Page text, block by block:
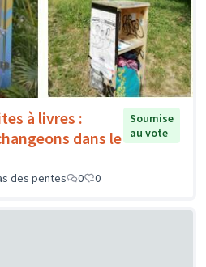
à livres :
dans le
Soumise
au vote
des pentes 0 0